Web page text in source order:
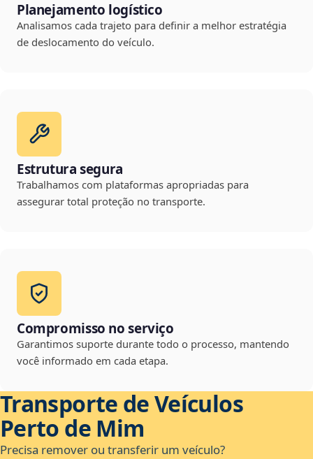
Planejamento logístico
Analisamos cada trajeto para definir a melhor estratégia
de deslocamento do veículo.
Estrutura segura
Trabalhamos com plataformas apropriadas para
assegurar total proteção no transporte.
Compromisso no serviço
Garantimos suporte durante todo o processo, mantendo
você informado em cada etapa.
Transporte de Veículos
Perto de Mim
Precisa remover ou transferir um veículo?